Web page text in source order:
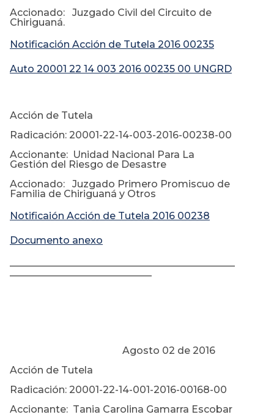
Accionado: Juzgado Civil del Circuito de
Chiriguaná.
Notificación Acción de Tutela 2016 00235
Auto 20001 22 14 003 2016 00235 00 UNGRD
Acción de Tutela
Radicación: 20001-22-14-003-2016-00238-00
Accionante: Unidad Nacional Para La
Gestión del Riesgo de Desastre
Accionado: Juzgado Primero Promiscuo de
Familia de Chiriguaná y Otros
Notificaión Acción de Tutela 2016 00238
Documento anexo
Agosto 02 de 2016
Acción de Tutela
Radicación: 20001-22-14-001-2016-00168-00
Accionante: Tania Carolina Gamarra Escobar